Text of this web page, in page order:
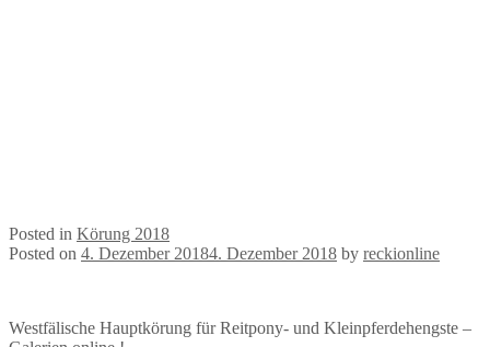
Posted in Körung 2018
Posted on 4. Dezember 20184. Dezember 2018 by reckionline
Westfälische Hauptkörung für Reitpony- und Kleinpferdehengste –